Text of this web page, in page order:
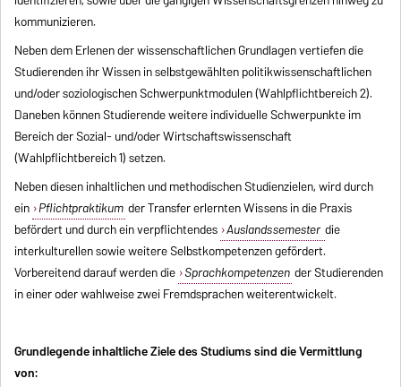
kommunizieren.
Neben dem Erlenen der wissenschaftlichen Grundlagen vertiefen die
Studierenden ihr Wissen in selbstgewählten politikwissenschaftlichen
und/oder soziologischen Schwerpunktmodulen (Wahlpflichtbereich 2).
Daneben können Studierende weitere individuelle Schwerpunkte im
Bereich der Sozial- und/oder Wirtschaftswissenschaft
(Wahlpflichtbereich 1) setzen.
Neben diesen inhaltlichen und methodischen Studienzielen, wird durch
ein Pflichtpraktikum der Transfer erlernten Wissens in die Praxis
befördert und durch ein verpflichtendes Auslandssemester die
interkulturellen sowie weitere Selbstkompetenzen gefördert.
Vorbereitend darauf werden die Sprachkompetenzen der Studierenden
in einer oder wahlweise zwei Fremdsprachen weiterentwickelt.
Grundlegende inhaltliche Ziele des Studiums sind die Vermittlung
von: